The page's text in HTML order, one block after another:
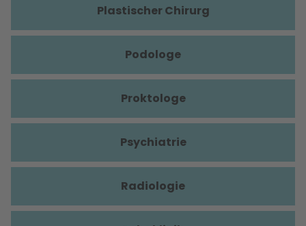
Plastischer Chirurg
Podologe
Proktologe
Psychiatrie
Radiologie